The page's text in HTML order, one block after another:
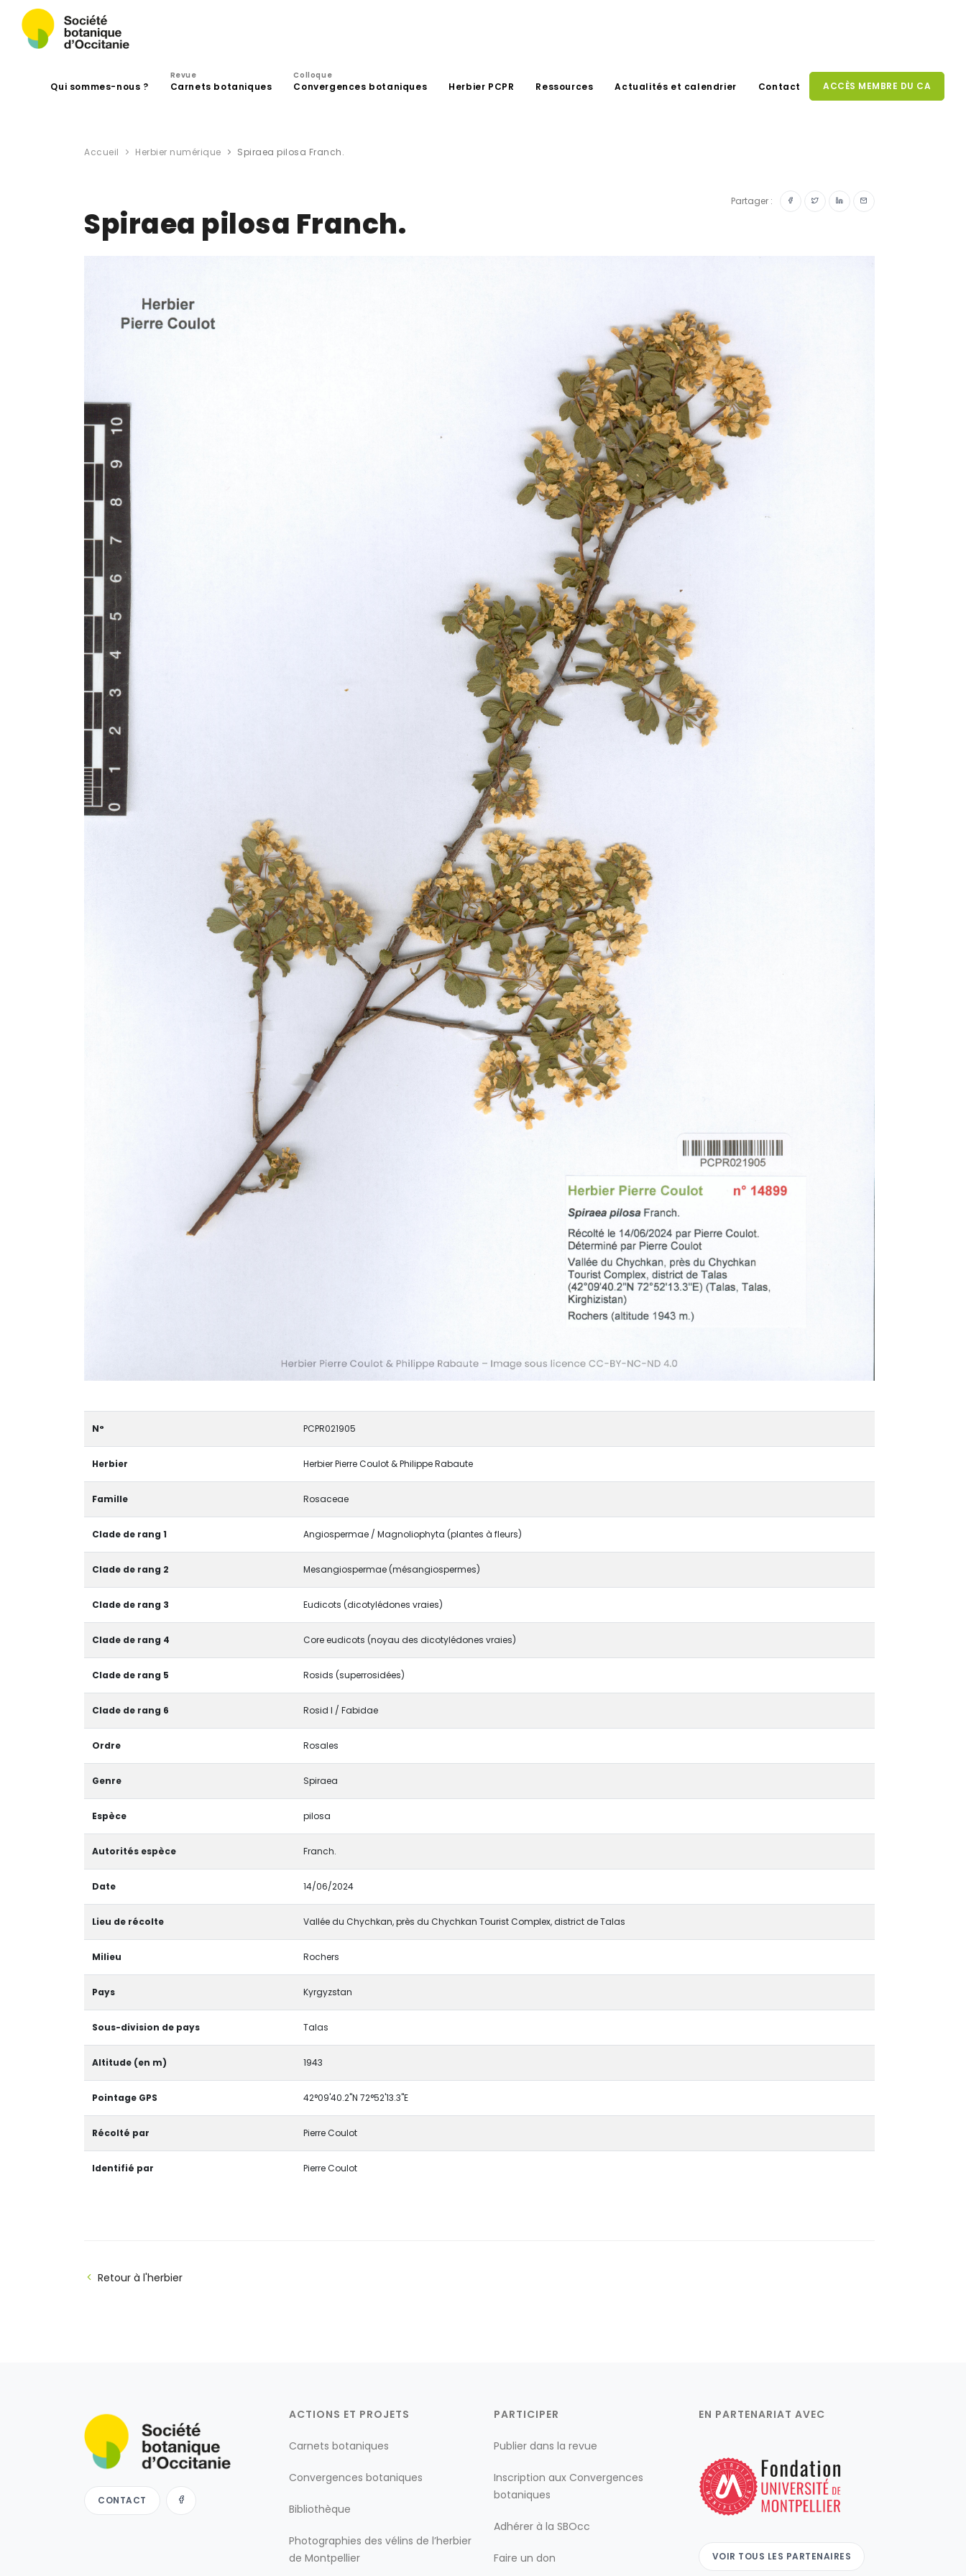
Qui sommes-nous ?
Revue
Carnets botaniques
Colloque
Convergences botaniques Herbier PCPR Ressources Actualités et calendrier Contact ACCÈS MEMBRE DU CA
Accueil Herbier numérique Spiraea pilosa Franch.
Partager :
Spiraea pilosa Franch.
N° PCPR021905
Herbier Herbier Pierre Coulot & Philippe Rabaute
Famille Rosaceae
Clade de rang 1 Angiospermae / Magnoliophyta (plantes à fleurs)
Clade de rang 2 Mesangiospermae (mésangiospermes)
Clade de rang 3 Eudicots (dicotylédones vraies)
Clade de rang 4 Core eudicots (noyau des dicotylédones vraies)
Clade de rang 5 Rosids (superrosidées)
Clade de rang 6 Rosid I / Fabidae
Ordre Rosales
Genre Spiraea
Espèce pilosa
Autorités espèce Franch.
Date 14/06/2024
Lieu de récolte Vallée du Chychkan, près du Chychkan Tourist Complex, district de Talas
Milieu Rochers
Pays Kyrgyzstan
Sous-division de pays Talas
Altitude (en m) 1943
Pointage GPS 42°09'40.2"N 72°52'13.3"E
Récolté par Pierre Coulot
Identifié par Pierre Coulot
Retour à l'herbier
CONTACT
ACTIONS ET PROJETS
Carnets botaniques
Convergences botaniques
Bibliothèque
Photographies des vélins de l’herbier
de Montpellier
PARTICIPER
Publier dans la revue
Inscription aux Convergences
botaniques
Adhérer à la SBOcc
Faire un don
EN PARTENARIAT AVEC
VOIR TOUS LES PARTENAIRES